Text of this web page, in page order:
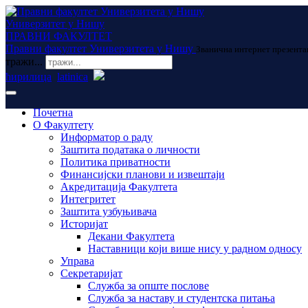
Универзитет у Нишу
ПРАВНИ ФАКУЛТЕТ
Правни факултет Универзитета у Нишу Званична интернет
тражи...
ћирилица latinica
Почетна
О Факултету
Информатор о раду
Заштита података о личности
Политика приватности
Финансијски планови и извештаји
Акредитација Факултета
Интегритет
Заштита узбуњивача
Историјат
Декани Факултета
Наставници који више нису у радном односу
Управа
Секретаријат
Служба за опште послове
Служба за наставу и студентска питања